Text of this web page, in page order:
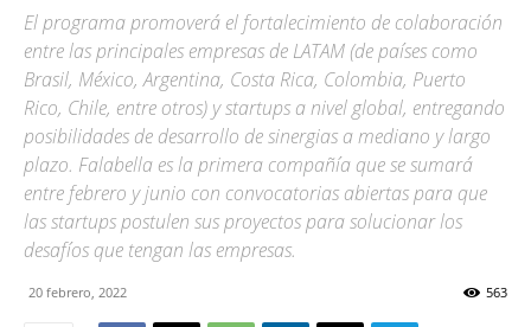
El programa promoverá el fortalecimiento de colaboración
entre las principales empresas de LATAM (de países como
Brasil, México, Argentina, Costa Rica, Colombia, Puerto
Rico, Chile, entre otros) y startups a nivel global, entregando
posibilidades de desarrollo de sinergias a mediano y largo
plazo. Falabella es la primera compañía que se sumará
entre febrero y junio con convocatorias abiertas para que
las startups postulen sus proyectos para solucionar los
desafíos que tengan las empresas.
20 febrero, 2022 563